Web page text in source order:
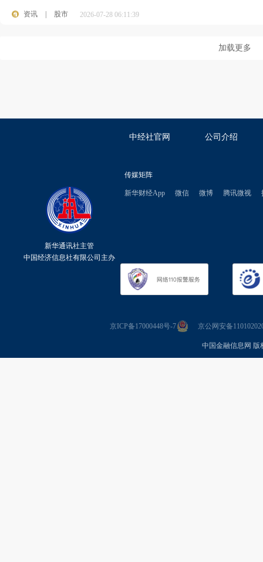
资讯 股市 2026-07-28 06:11:39
加载更多
中经社官网 公司介绍
新华通讯社主管
中国经济信息社有限公司主办
传媒矩阵
新华财经App 微信 微博 腾讯微视
京ICP备17000448号-7 京公网安备
中国金融信息网 版